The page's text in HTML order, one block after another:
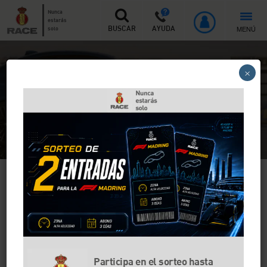
Nunca
estarás
solo
BUSCAR AYUDA MENÚ
Escuela RACE de conducción
trabajamos para conseguir conductores más
Quiero más información
Participa en el sorteo hasta
×